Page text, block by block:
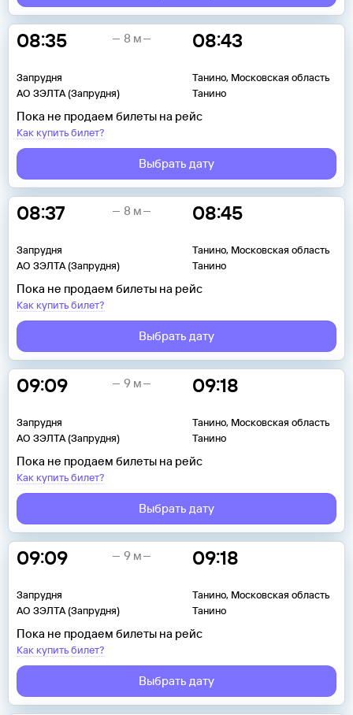
08:35
Запрудня
АО ЗЭЛТА (Запрудня)
08:43
Танино, Московская область
Танино
8 м
Пока не продаем билеты на рейс
Как купить билет?
Выбрать дату
08:37
Запрудня
АО ЗЭЛТА (Запрудня)
08:45
Танино, Московская область
Танино
8 м
Пока не продаем билеты на рейс
Как купить билет?
Выбрать дату
09:09
Запрудня
АО ЗЭЛТА (Запрудня)
09:18
Танино, Московская область
Танино
9 м
Пока не продаем билеты на рейс
Как купить билет?
Выбрать дату
09:09
Запрудня
АО ЗЭЛТА (Запрудня)
09:18
Танино, Московская область
Танино
9 м
Пока не продаем билеты на рейс
Как купить билет?
Выбрать дату